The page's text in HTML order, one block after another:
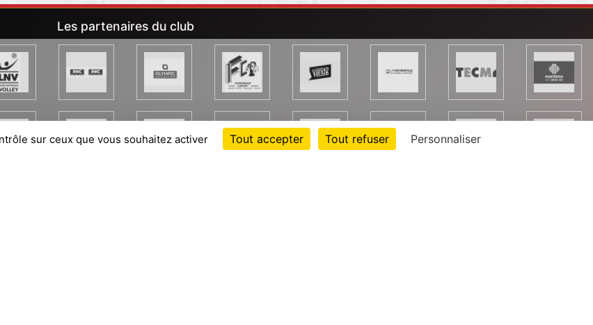
Les partenaires du club
sur ceux que vous souhaitez activer Tout accepter Tout refuser Personnaliser